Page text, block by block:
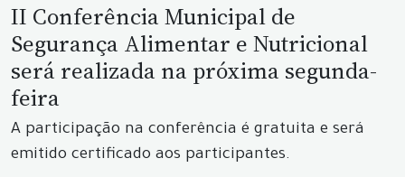
II Conferência Municipal de
Segurança Alimentar e Nutricional
será realizada na próxima segunda-
feira
A participação na conferência é gratuita e será
emitido certificado aos participantes.